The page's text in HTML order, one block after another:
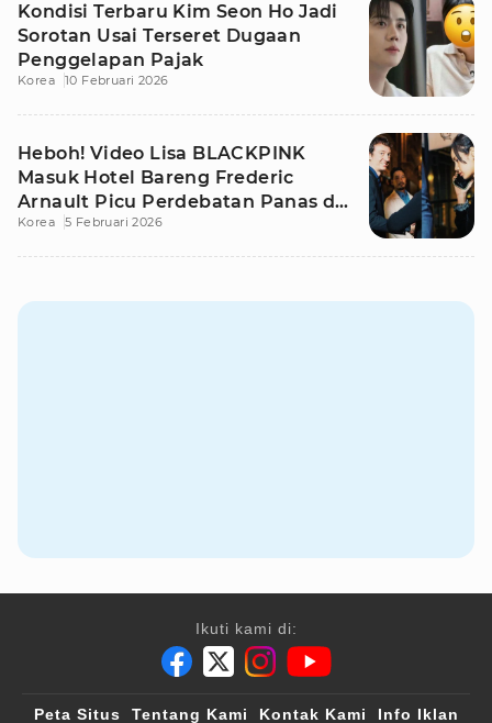
Kondisi Terbaru Kim Seon Ho Jadi
Sorotan Usai Terseret Dugaan
Penggelapan Pajak
Korea 10 Februari 2026
Heboh! Video Lisa BLACKPINK
Masuk Hotel Bareng Frederic
Arnault Picu Perdebatan Panas di
Medsos
Korea 5 Februari 2026
Ikuti kami di:
Peta Situs Tentang Kami Kontak Kami Info Iklan